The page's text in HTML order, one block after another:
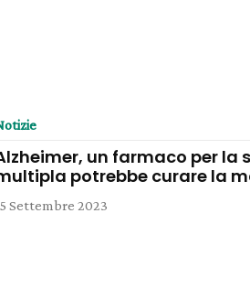
un farmaco per la
potrebbe curare la
Settembre 2023